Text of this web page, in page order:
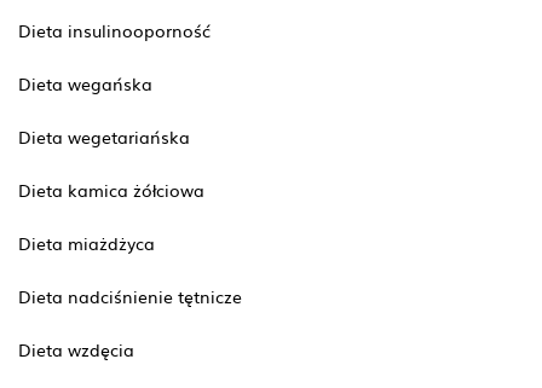
Dieta insulinooporność
Dieta wegańska
Dieta wegetariańska
Dieta kamica żółciowa
Dieta miażdżyca
Dieta nadciśnienie tętnicze
Dieta wzdęcia